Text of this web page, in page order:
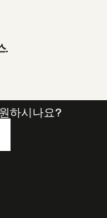
.
하시나요?